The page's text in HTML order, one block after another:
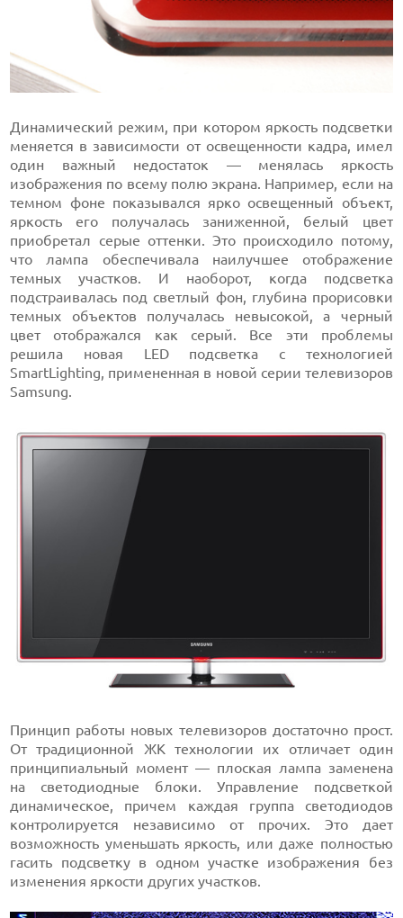
Динамический режим, при котором яркость подсветки
меняется в зависимости от освещенности кадра, имел
один важный недостаток — менялась яркость
изображения по всему полю экрана. Например, если на
темном фоне показывался ярко освещенный объект,
яркость его получалась заниженной, белый цвет
приобретал серые оттенки. Это происходило потому,
что лампа обеспечивала наилучшее отображение
темных участков. И наоборот, когда подсветка
подстраивалась под светлый фон, глубина прорисовки
темных объектов получалась невысокой, а черный
цвет отображался как серый. Все эти проблемы
решила новая LED подсветка с технологией
SmartLighting, примененная в новой серии телевизоров
Samsung.
Принцип работы новых телевизоров достаточно прост.
От традиционной ЖК технологии их отличает один
принципиальный момент — плоская лампа заменена
на светодиодные блоки. Управление подсветкой
динамическое, причем каждая группа светодиодов
контролируется независимо от прочих. Это дает
возможность уменьшать яркость, или даже полностью
гасить подсветку в одном участке изображения без
изменения яркости других участков.